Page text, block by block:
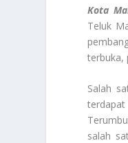
Kota
Teluk
terbuka,
Salah
salah